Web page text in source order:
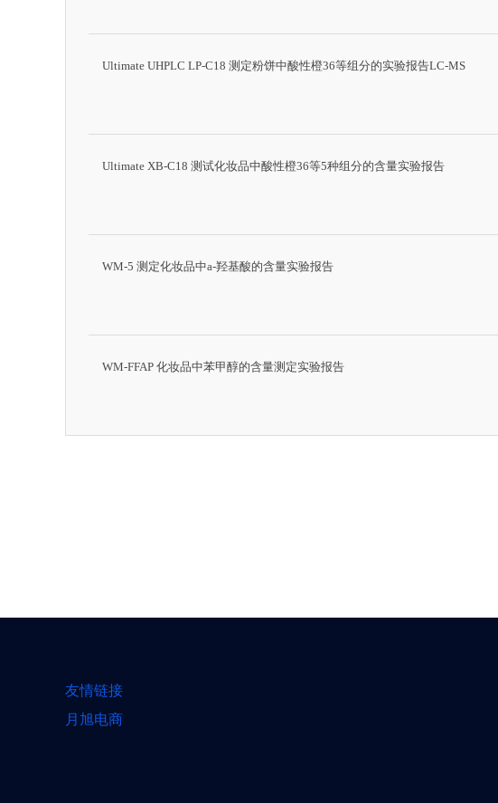
Ultimate UHPLC LP-C18 测定粉饼中酸性橙36等组分的实验报告LC-MS
Ultimate XB-C18 测试化妆品中酸性橙36等5种组分的含量实验报告
WM-5 测定化妆品中a-羟基酸的含量实验报告
WM-FFAP 化妆品中苯甲醇的含量测定实验报告
友情链接
月旭电商